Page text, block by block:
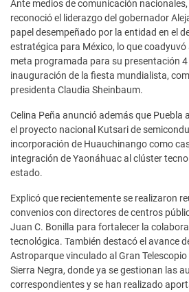
Ante medios de comunicación
reconoció el liderazgo del gobernador
papel desempeñado por la entidad en el
estratégica para México, lo que coadyuvó
meta programada para su presentación 4
inauguración de la fiesta mundialista,
presidenta Claudia Sheinbaum.
Celina Peña anunció además que Puebla
el proyecto nacional Kutsari de
incorporación de Huauchinango como
integración de Yaonáhuac al clúster
estado.
Explicó que recientemente se realizaron
convenios con directores de centros
Juan C. Bonilla para fortalecer la
tecnológica. También destacó el avance
Astroparque vinculado al Gran
Sierra Negra, donde ya se gestionan las
correspondientes y se han realizado